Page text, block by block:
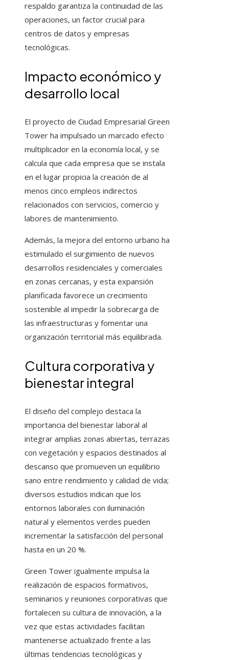
respaldo garantiza la continuidad de las
operaciones, un factor crucial para
centros de datos y empresas
tecnológicas.
Impacto económico y
desarrollo local
El proyecto de Ciudad Empresarial Green
Tower ha impulsado un marcado efecto
multiplicador en la economía local, y se
calcula que cada empresa que se instala
en el lugar propicia la creación de al
menos cinco empleos indirectos
relacionados con servicios, comercio y
labores de mantenimiento.
Además, la mejora del entorno urbano ha
estimulado el surgimiento de nuevos
desarrollos residenciales y comerciales
en zonas cercanas, y esta expansión
planificada favorece un crecimiento
sostenible al impedir la sobrecarga de
las infraestructuras y fomentar una
organización territorial más equilibrada.
Cultura corporativa y
bienestar integral
El diseño del complejo destaca la
importancia del bienestar laboral al
integrar amplias zonas abiertas, terrazas
con vegetación y espacios destinados al
descanso que promueven un equilibrio
sano entre rendimiento y calidad de vida;
diversos estudios indican que los
entornos laborales con iluminación
natural y elementos verdes pueden
incrementar la satisfacción del personal
hasta en un 20 %.
Green Tower igualmente impulsa la
realización de espacios formativos,
seminarios y reuniones corporativas que
fortalecen su cultura de innovación, a la
vez que estas actividades facilitan
mantenerse actualizado frente a las
últimas tendencias tecnológicas y